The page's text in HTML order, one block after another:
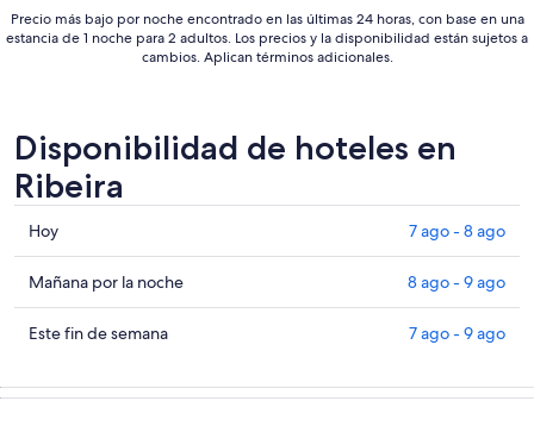
Precio más bajo por noche encontrado en las últimas 24 horas, con base en una
estancia de 1 noche para 2 adultos. Los precios y la disponibilidad están sujetos a
cambios. Aplican términos adicionales.
Disponibilidad de hoteles en
Ribeira
Consultar
precios
en
Ribeira
para
7
ago
Hoy 7 ago - 8 ago
Consultar
precios
en
para
mañana
Mañana por la noche 8 ago - 9 ago
Consultar
en
Este fin de semana 7 ago - 9 ago